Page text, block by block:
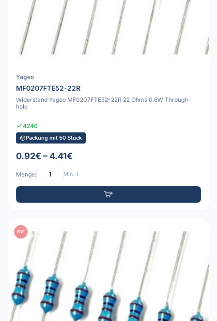
Yageo
MF0207FTE52-22R
Widerstand Yageo MF0207FTE52-22R 22 Ohms 0.6W Through-
hole
4240
Packung mit 50 Stück
0.92€ – 4.41€
Menge: Min: 1
PDF